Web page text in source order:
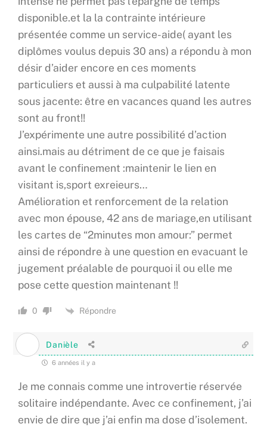
disponible.et la la contrainte intérieure
présentée comme un service-aide( ayant les
diplômes voulus depuis 30 ans) a répondu à mon
désir d’aider encore en ces moments
particuliers et aussi à ma culpabilité latente
sous jacente: être en vacances quand les autres
sont au front!!
J’expérimente une autre possibilité d’action
ainsi.mais au détriment de ce que je faisais
avant le confinement :maintenir le lien en
visitant is,sport exreieurs…
Amélioration et renforcement de la relation
avec mon épouse, 42 ans de mariage,en utilisant
les cartes de “2minutes mon amour:” permet
ainsi de répondre à une question en evacuant le
jugement préalable de pourquoi il ou elle me
pose cette question maintenant !!
0 Répondre
Danièle
6 années il y a
Je me connais comme une introvertie réservée
solitaire indépendante. Avec ce confinement, j’ai
envie de dire que j’ai enfin ma dose d’isolement.